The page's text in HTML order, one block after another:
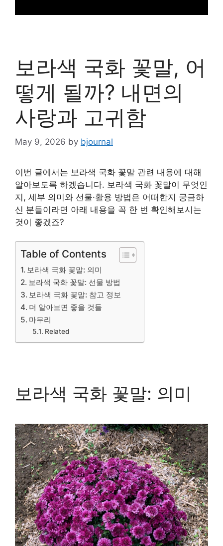
보라색 국화 꽃말, 어
떻게 될까? 내면의
사랑과 고귀함
May 9, 2026 by bjournal
이번 글에서는 보라색 국화 꽃말 관련 내용에 대해
알아보도록 하겠습니다. 보라색 국화 꽃말이 무엇인
지, 세부 의미와 선물·활용 방법은 어떠한지 궁금하
신 분들이라면 아래 내용을 꼭 한 번 확인해보시는
것이 좋겠죠?
Table of Contents
보라색 국화 꽃말: 의미
보라색 국화 꽃말: 선물 방법
보라색 국화 꽃말: 참고 정보
더 알아보면 좋을 것들
마무리
Related
보라색 국화 꽃말: 의미